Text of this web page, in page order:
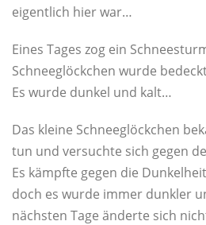
eigentlich hier war…
Eines Tages zog ein
Schneeglöckchen wurde
Es wurde dunkel und kalt…
Das kleine Schneeglöckchen
tun und versuchte sich gegen
Es kämpfte gegen die
doch es wurde immer dunkler
nächsten Tage änderte sich